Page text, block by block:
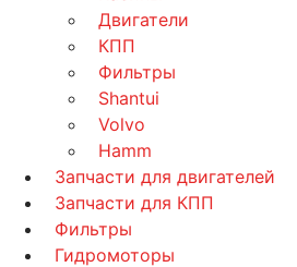
Двигатели
КПП
Фильтры
Shantui
Volvo
Hamm
Запчасти для двигателей
Запчасти для КПП
Фильтры
Гидромоторы